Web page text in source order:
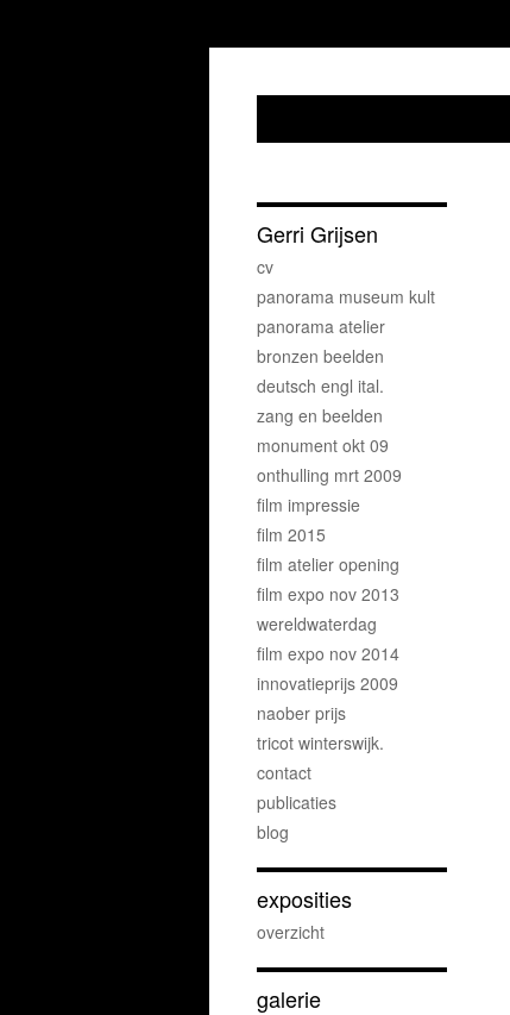
Gerri Grijsen
cv
panorama museum kult
panorama atelier
bronzen beelden
deutsch engl ital.
zang en beelden
monument okt 09
onthulling mrt 2009
film impressie
film 2015
film atelier opening
film expo nov 2013
wereldwaterdag
film expo nov 2014
innovatieprijs 2009
naober prijs
tricot winterswijk.
contact
publicaties
blog
exposities
overzicht
galerie